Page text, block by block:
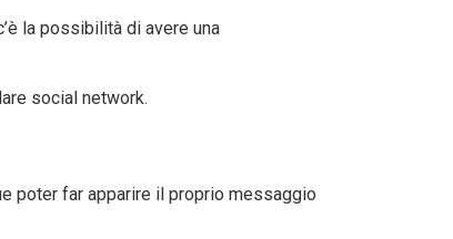
la possibilità di avere una
social network.
poter far apparire il proprio messaggio